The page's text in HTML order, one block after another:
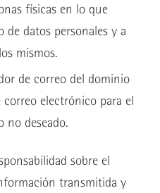
físicas en lo que
de datos personales y a
mismos.
de correo del dominio
electrónico para el
no deseado.
sobre el
transmitida y